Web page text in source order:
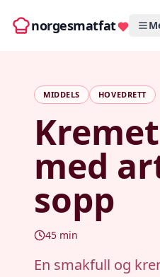
norgesmatfat
MIDDELS HOVEDRETT
med
sopp
45 min
En smakfull og